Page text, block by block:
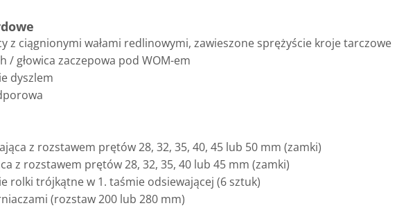
z ciągnionymi wałami redlinowymi, zawieszone sprężyście kroje tarczowe
/ głowica zaczepowa pod WOM-em
dyszlem
z rozstawem prętów 28, 32, 35, 40, 45 lub 50 mm (zamki)
z rozstawem prętów 28, 32, 35, 40 lub 45 mm (zamki)
rolki trójkątne w 1. taśmie odsiewającej (6 sztuk)
(rozstaw 200 lub 280 mm)